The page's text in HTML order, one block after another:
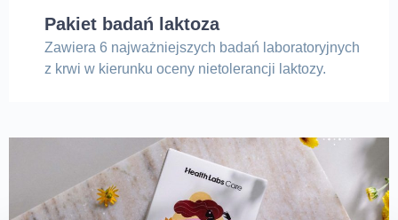
Pakiet badań laktoza
Zawiera 6 najważniejszych badań laboratoryjnych
z krwi w kierunku oceny nietolerancji laktozy.